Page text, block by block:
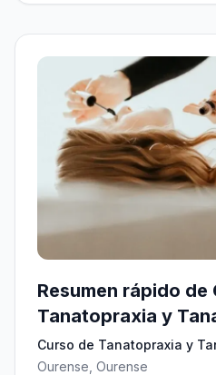
Resumen rápido de
Tanatopraxia y
Curso de Tanatopraxia y
Ourense, Ourense